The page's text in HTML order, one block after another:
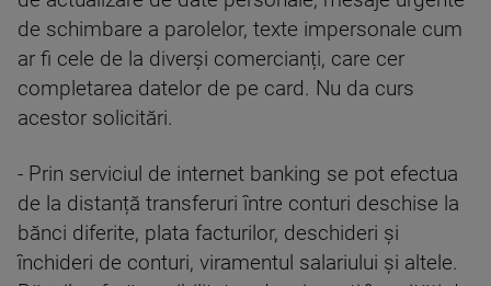
de schimbare a parolelor, texte impersonale cum
ar fi cele de la diverși comercianți, care cer
completarea datelor de pe card. Nu da curs
acestor solicitări.
- Prin serviciul de internet banking se pot efectua
de la distanță transferuri între conturi deschise la
bănci diferite, plata facturilor, deschideri și
închideri de conturi, viramentul salariului și altele.